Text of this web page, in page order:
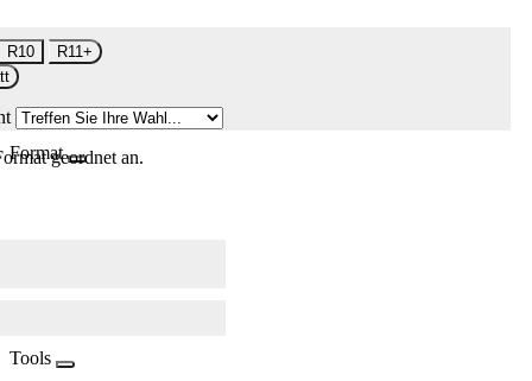
R10
R11+
Formatgeordnet an.
Tools